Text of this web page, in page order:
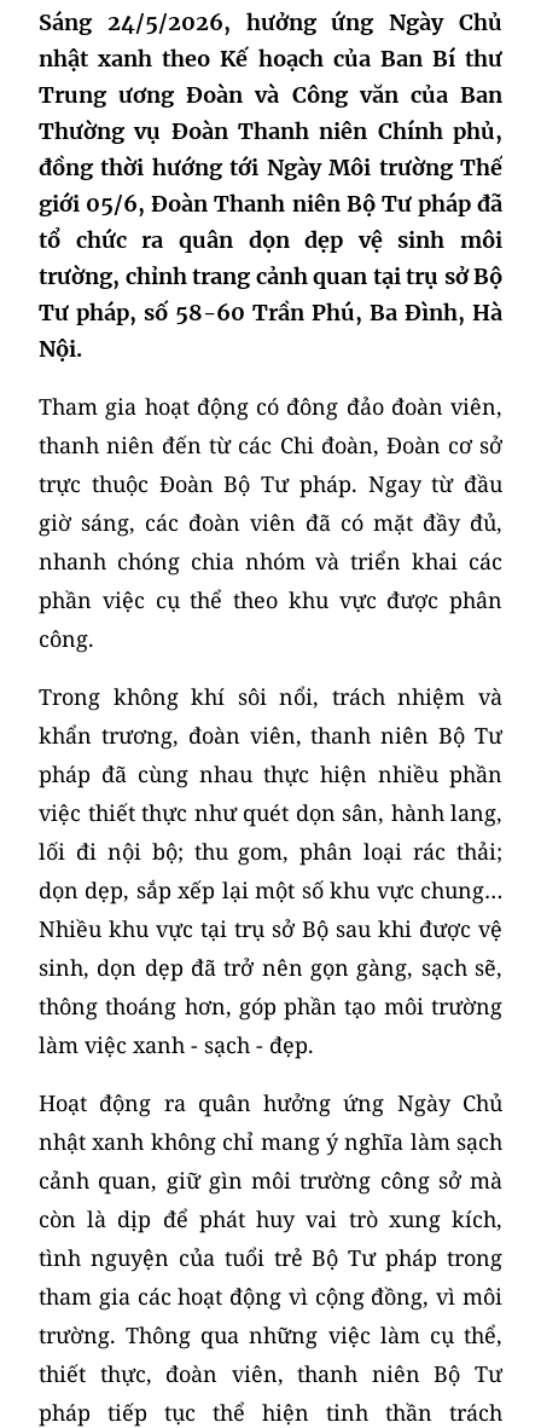
Sáng 24/5/2026, hưởng ứng Ngày Chủ
nhật xanh theo Kế hoạch của Ban Bí thư
Trung ương Đoàn và Công văn của Ban
Thường vụ Đoàn Thanh niên Chính phủ,
đồng thời hướng tới Ngày Môi trường Thế
giới 05/6, Đoàn Thanh niên Bộ Tư pháp đã
tổ chức ra quân dọn dẹp vệ sinh môi
trường, chỉnh trang cảnh quan tại trụ sở Bộ
Tư pháp, số 58-60 Trần Phú, Ba Đình, Hà
Nội.
Tham gia hoạt động có đông đảo đoàn viên,
thanh niên đến từ các Chi đoàn, Đoàn cơ sở
trực thuộc Đoàn Bộ Tư pháp. Ngay từ đầu
giờ sáng, các đoàn viên đã có mặt đầy đủ,
nhanh chóng chia nhóm và triển khai các
phần việc cụ thể theo khu vực được phân
công.
Trong không khí sôi nổi, trách nhiệm và
khẩn trương, đoàn viên, thanh niên Bộ Tư
pháp đã cùng nhau thực hiện nhiều phần
việc thiết thực như quét dọn sân, hành lang,
lối đi nội bộ; thu gom, phân loại rác thải;
dọn dẹp, sắp xếp lại một số khu vực chung…
Nhiều khu vực tại trụ sở Bộ sau khi được vệ
sinh, dọn dẹp đã trở nên gọn gàng, sạch sẽ,
thông thoáng hơn, góp phần tạo môi trường
làm việc xanh - sạch - đẹp.
Hoạt động ra quân hưởng ứng Ngày Chủ
nhật xanh không chỉ mang ý nghĩa làm sạch
cảnh quan, giữ gìn môi trường công sở mà
còn là dịp để phát huy vai trò xung kích,
tình nguyện của tuổi trẻ Bộ Tư pháp trong
tham gia các hoạt động vì cộng đồng, vì môi
trường. Thông qua những việc làm cụ thể,
thiết thực, đoàn viên, thanh niên Bộ Tư
pháp tiếp tục thể hiện tinh thần trách